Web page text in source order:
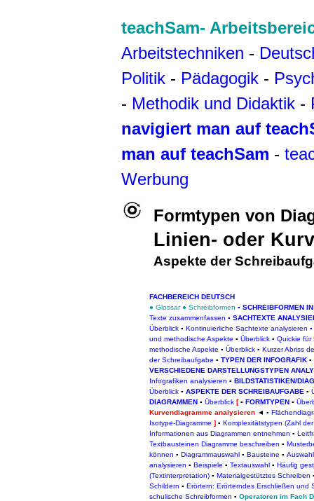
teachSam-
Arbeitstechniken -
Politik - Pädagogik -
- Methodik und Didaktik -
navigiert man auf
man auf teachSam -
Werbung
Formtypen von
Linien- oder
Aspekte der
FACHBEREICH DEUTSCH
● Glossar ● Schreibformen ▪ SCHREIBFORMEN
Texte zusammenfassen ▪ SACHTEXTE
Überblick ▪ Kontinuierliche Sachtexte analysieren ▪
und methodische Aspekte ▪ Überblick ▪ Quickie für
methodische Aspekte ▪ Überblick ▪ Kurzer Abriss
der Schreibaufgabe ▪ TYPEN DER INFOGRAFIK ▪
VERSCHIEDENE DARSTELLUNGSTYPEN
Infografiken analysieren ▪ BILDSTATISTIKEN/
Überblick ▪ ASPEKTE DER SCHREIBAUFGABE ▪
DIAGRAMMEN ▪ Überblick [▪ FORMTYPEN ▪
Kurvendiagramme analysieren ◄ ▪
Isotype-Diagramme ] ▪ Komplexitätstypen (Zahl
Informationen aus Diagrammen entnehmen ▪
Textbausteinen Diagramme beschreiben ▪
können ▪ Diagrammauswahl ▪ Bausteine ▪
analysieren ▪ Beispiele ▪ Textauswahl ▪ Häufig
(Textinterpretation) ▪ Materialgestütztes Schreiben
Schildern ▪ Erörtern: Erörterndes Erschließen und
schulische Schreibformen ▪ Operatoren im Fach